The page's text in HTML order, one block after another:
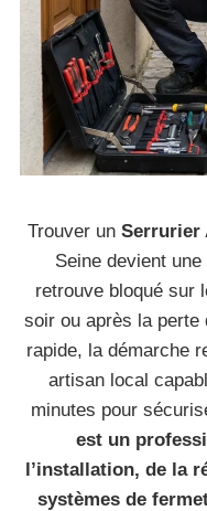
Trouver un Serrurier
Seine devient
retrouve bloqué sur
soir ou après la perte
rapide, la démarche
artisan local
minutes pour
est un
l’installation, de la
systèmes de